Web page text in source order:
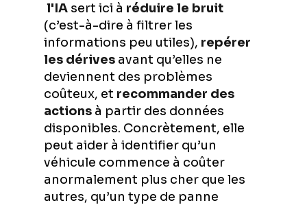
l'IA sert ici à réduire le bruit
(c’est-à-dire à filtrer les
informations peu utiles), repérer
les dérives avant qu’elles ne
deviennent des problèmes
coûteux, et recommander des
actions à partir des données
disponibles. Concrètement, elle
peut aider à identifier qu’un
véhicule commence à coûter
anormalement plus cher que les
autres, qu’un type de panne